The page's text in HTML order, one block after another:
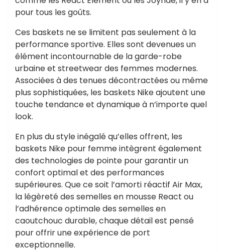
pour tous les goûts.
Ces baskets ne se limitent pas seulement à la
performance sportive. Elles sont devenues un
élément incontournable de la garde-robe
urbaine et streetwear des femmes modernes.
Associées à des tenues décontractées ou même
plus sophistiquées, les baskets Nike ajoutent une
touche tendance et dynamique à n’importe quel
look.
En plus du style inégalé qu’elles offrent, les
baskets Nike pour femme intègrent également
des technologies de pointe pour garantir un
confort optimal et des performances
supérieures. Que ce soit l’amorti réactif Air Max,
la légèreté des semelles en mousse React ou
l’adhérence optimale des semelles en
caoutchouc durable, chaque détail est pensé
pour offrir une expérience de port
exceptionnelle.